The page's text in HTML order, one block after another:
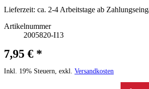
Lieferzeit: ca. 2-4 Arbeitstage ab
Artikelnummer
2005820-I13
7,95 € *
Inkl. 19% Steuern, exkl. Versandkosten